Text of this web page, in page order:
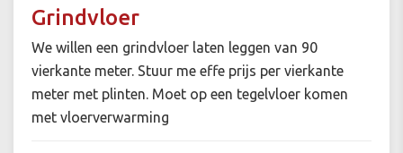
Grindvloer
We willen een grindvloer laten leggen van 90
vierkante meter. Stuur me effe prijs per vierkante
meter met plinten. Moet op een tegelvloer komen
met vloerverwarming